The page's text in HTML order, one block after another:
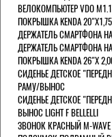
ВЕЛОКОМПЬЮТЕР VDO
ПОКРЫШКА KENDA 20"Х1,75
ДЕРЖАТЕЛЬ СМАРТФОНА
ДЕРЖАТЕЛЬ СМАРТФОНА
ПОКРЫШКА KENDA 26"Х
СИДЕНЬЕ ДЕТСКОЕ
РАМУ/ВЫНОС
СИДЕНЬЕ ДЕТСКОЕ
ВЫНОС LIGHT F BELLELLI
ЗВОНОК КРАСНЫЙ M-WAVE